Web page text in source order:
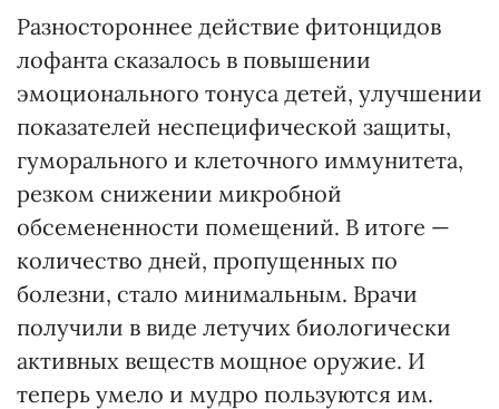
Разностороннее действие фитонцидов
лофанта сказалось в повышении
эмоционального тонуса детей, улучшении
показателей неспецифической защиты,
гуморального и клеточного иммунитета,
резком снижении микробной
обсемененности помещений. В итоге —
количество дней, пропущенных по
болезни, стало минимальным. Врачи
получили в виде летучих биологически
активных веществ мощное оружие. И
теперь умело и мудро пользуются им.